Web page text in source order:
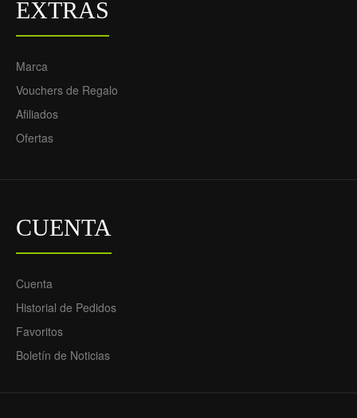
EXTRAS
Marca
Vouchers de Regalo
Afiliados
Ofertas
CUENTA
Cuenta
Historial de Pedidos
Favoritos
Boletín de Noticias